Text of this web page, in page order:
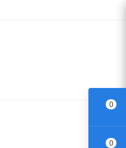
0
0